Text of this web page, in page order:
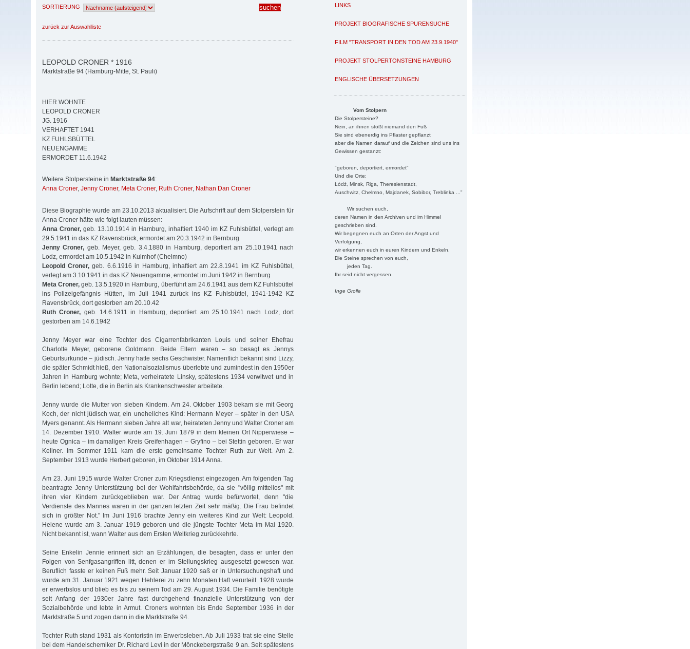
LINKS
PROJEKT BIOGRAFISCHE SPURENSUCHE
FILM "TRANSPORT IN DEN TOD AM 23.9.1940"
PROJEKT STOLPERTONSTEINE HAMBURG
ENGLISCHE ÜBERSETZUNGEN
Vom Stolpern
Die Stolpersteine?
Nein, an ihnen stößt niemand den Fuß
Sie sind ebenerdig ins Pflaster gepflanzt
aber die Namen darauf und die Zeichen sind uns ins
Gewissen gestanzt:
"geboren, deportiert, ermordet"
Und die Orte:
Łódź, Minsk, Riga, Theresienstadt,
Auschwitz, Chelmno, Majdanek, Sobibor, Treblinka ..."
Wir suchen euch,
deren Namen in den Archiven und im Himmel
geschrieben sind.
Wir begegnen euch an Orten der Angst und
Verfolgung,
wir erkennen euch in euren Kindern und Enkeln.
Die Steine sprechen von euch,
jeden Tag.
Ihr seid nicht vergessen.
Inge Grolle
SORTIERUNG
zurück zur Auswahlliste
LEOPOLD CRONER * 1916
Marktstraße 94 (Hamburg-Mitte, St. Pauli)
HIER WOHNTE
LEOPOLD CRONER
JG. 1916
VERHAFTET 1941
KZ FUHLSBÜTTEL
NEUENGAMME
ERMORDET 11.6.1942
Weitere Stolpersteine in Marktstraße 94:
Anna Croner, Jenny Croner, Meta Croner, Ruth Croner, Nathan Dan Croner
Diese Biographie wurde am 23.10.2013 aktualisiert. Die Aufschrift auf dem Stolperstein für
Anna Croner hätte wie folgt lauten müssen:
Anna Croner, geb. 13.10.1914 in Hamburg, inhaftiert 1940 im KZ Fuhlsbüttel, verlegt am
29.5.1941 in das KZ Ravensbrück, ermordet am 20.3.1942 in Bernburg
Jenny Croner, geb. Meyer, geb. 3.4.1880 in Hamburg, deportiert am 25.10.1941 nach
Lodz, ermordet am 10.5.1942 in Kulmhof (Chelmno)
Leopold Croner, geb. 6.6.1916 in Hamburg, inhaftiert am 22.8.1941 im KZ Fuhlsbüttel,
verlegt am 3.10.1941 in das KZ Neuengamme, ermordet im Juni 1942 in Bernburg
Meta Croner, geb. 13.5.1920 in Hamburg, überführt am 24.6.1941 aus dem KZ Fuhlsbüttel
ins Polizeigefängnis Hütten, im Juli 1941 zurück ins KZ Fuhlsbüttel, 1941-1942 KZ
Ravensbrück, dort gestorben am 20.10.42
Ruth Croner, geb. 14.6.1911 in Hamburg, deportiert am 25.10.1941 nach Lodz, dort
gestorben am 14.6.1942
Jenny Meyer war eine Tochter des Cigarrenfabrikanten Louis und seiner Ehefrau
Charlotte Meyer, geborene Goldmann. Beide Eltern waren – so besagt es Jennys
Geburtsurkunde – jüdisch. Jenny hatte sechs Geschwister. Namentlich bekannt sind Lizzy,
die später Schmidt hieß, den Nationalsozialismus überlebte und zumindest in den 1950er
Jahren in Hamburg wohnte; Meta, verheiratete Linsky, spätestens 1934 verwitwet und in
Berlin lebend; Lotte, die in Berlin als Krankenschwester arbeitete.
Jenny wurde die Mutter von sieben Kindern. Am 24. Oktober 1903 bekam sie mit Georg
Koch, der nicht jüdisch war, ein uneheliches Kind: Hermann Meyer – später in den USA
Myers genannt. Als Hermann sieben Jahre alt war, heirateten Jenny und Walter Croner am
14. Dezember 1910. Walter wurde am 19. Juni 1879 in dem kleinen Ort Nipperwiese –
heute Ognica – im damaligen Kreis Greifenhagen – Gryfino – bei Stettin geboren. Er war
Kellner. Im Sommer 1911 kam die erste gemeinsame Tochter Ruth zur Welt. Am 2.
September 1913 wurde Herbert geboren, im Oktober 1914 Anna.
Am 23. Juni 1915 wurde Walter Croner zum Kriegsdienst eingezogen. Am folgenden Tag
beantragte Jenny Unterstützung bei der Wohlfahrtsbehörde, da sie "völlig mittellos" mit
ihren vier Kindern zurückgeblieben war. Der Antrag wurde befürwortet, denn "die
Verdienste des Mannes waren in der ganzen letzten Zeit sehr mäßig. Die Frau befindet
sich in größter Not." Im Juni 1916 brachte Jenny ein weiteres Kind zur Welt: Leopold.
Helene wurde am 3. Januar 1919 geboren und die jüngste Tochter Meta im Mai 1920.
Nicht bekannt ist, wann Walter aus dem Ersten Weltkrieg zurückkehrte.
Seine Enkelin Jennie erinnert sich an Erzählungen, die besagten, dass er unter den
Folgen von Senfgasangriffen litt, denen er im Stellungskrieg ausgesetzt gewesen war.
Beruflich fasste er keinen Fuß mehr. Seit Januar 1920 saß er in Untersuchungshaft und
wurde am 31. Januar 1921 wegen Hehlerei zu zehn Monaten Haft verurteilt. 1928 wurde
er erwerbslos und blieb es bis zu seinem Tod am 29. August 1934. Die Familie benötigte
seit Anfang der 1930er Jahre fast durchgehend finanzielle Unterstützung von der
Sozialbehörde und lebte in Armut. Croners wohnten bis Ende September 1936 in der
Marktstraße 5 und zogen dann in die Marktstraße 94.
Tochter Ruth stand 1931 als Kontoristin im Erwerbsleben. Ab Juli 1933 trat sie eine Stelle
bei dem Handelschemiker Dr. Richard Levi in der Mönckebergstraße 9 an. Seit spätestens